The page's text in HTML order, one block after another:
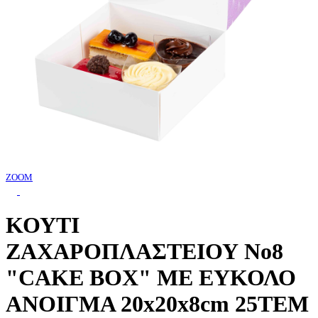
ZOOM
ΚΟΥΤΙ
ΖΑΧΑΡΟΠΛΑΣΤΕΙΟΥ No8
"CAKE BOX" ΜΕ ΕΥΚΟΛΟ
ΑΝΟΙΓΜΑ 20x20x8cm 25ΤΕΜ